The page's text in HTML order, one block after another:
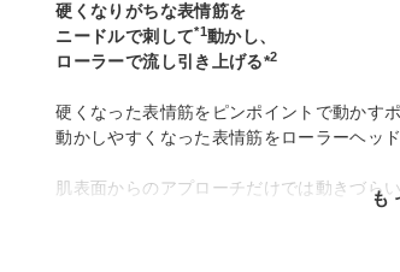
硬くなりがちな表情筋を
ニードルで刺して*1動かし、
ローラーで流し引き上げる*2
硬くなった表情筋をピンポイントで動かす
動かしやすくなった表情筋をローラーヘッ
肌表面からのアプローチだけでは動きづらい
「表情筋」をピンポイントで刺激し”芯”から
も